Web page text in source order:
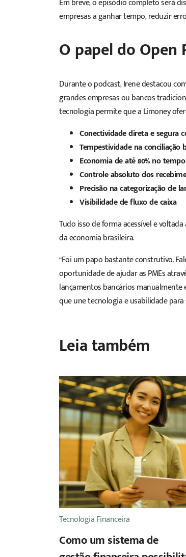
empresas a ganhar tempo, reduzir
O papel do Open
Durante o podcast, Irene destacou
grandes empresas ou bancos
tecnologia permite que a Limoney
Conectividade direta e segura
Tempestividade na conciliação
Economia de até 80% no
Controle absoluto dos
Precisão na categorização de
Visibilidade de fluxo de caixa
Tudo isso de forma acessível e
da economia brasileira.
“Foi um papo bastante construtivo.
oportunidade de ajudar as PMEs
lançamentos bancários
que une tecnologia e usabilidade
Leia também
Tecnologia Financeira
Como um sistema de